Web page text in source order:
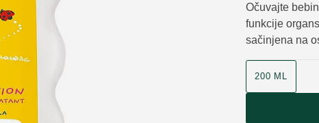
Očuvajte
funkcije
sačinjena na
200 ML